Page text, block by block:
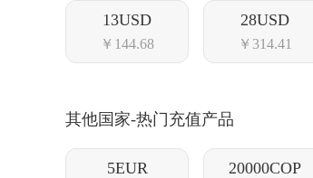
13USD
￥144.68
28USD
￥314.41
其他国家-热门充值产品
5EUR 20000COP